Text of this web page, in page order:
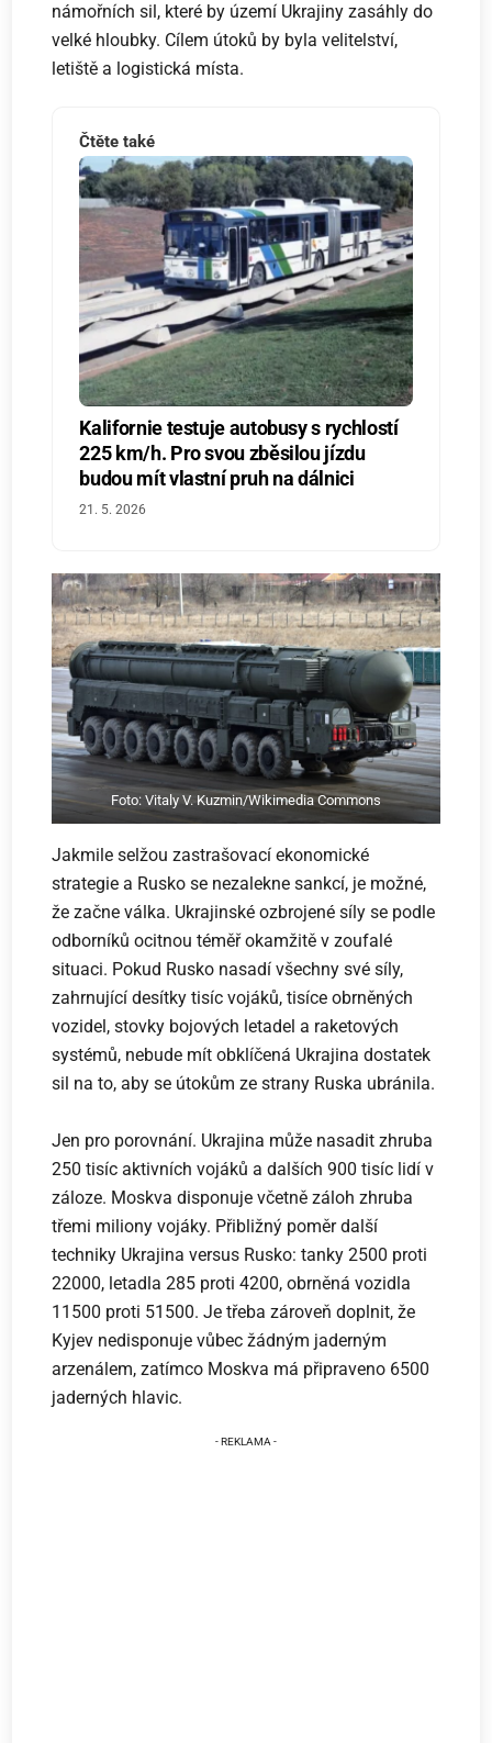
námořních sil, které by území Ukrajiny zasáhly do
velké hloubky. Cílem útoků by byla velitelství,
letiště a logistická místa.
Čtěte také
Kalifornie testuje autobusy s rychlostí
225 km/h. Pro svou zběsilou jízdu
budou mít vlastní pruh na dálnici
21. 5. 2026
Foto: Vitaly V. Kuzmin/Wikimedia Commons
Jakmile selžou zastrašovací ekonomické
strategie a Rusko se nezalekne sankcí, je možné,
že začne válka. Ukrajinské ozbrojené síly se podle
odborníků ocitnou téměř okamžitě v zoufalé
situaci. Pokud Rusko nasadí všechny své síly,
zahrnující desítky tisíc vojáků, tisíce obrněných
vozidel, stovky bojových letadel a raketových
systémů, nebude mít obklíčená Ukrajina dostatek
sil na to, aby se útokům ze strany Ruska ubránila.
Jen pro porovnání. Ukrajina může nasadit zhruba
250 tisíc aktivních vojáků a dalších 900 tisíc lidí v
záloze. Moskva disponuje včetně záloh zhruba
třemi miliony vojáky. Přibližný poměr další
techniky Ukrajina versus Rusko: tanky 2500 proti
22000, letadla 285 proti 4200, obrněná vozidla
11500 proti 51500. Je třeba zároveň doplnit, že
Kyjev nedisponuje vůbec žádným jaderným
arzenálem, zatímco Moskva má připraveno 6500
jaderných hlavic.